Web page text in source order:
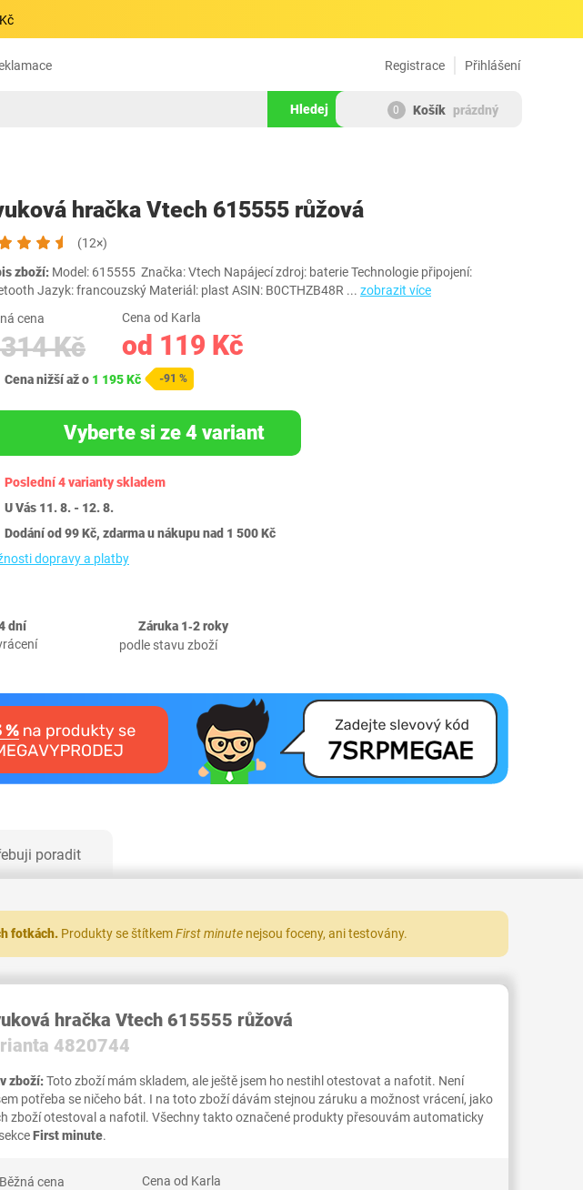
Přihlášení
Registrace
Hledej 0 Košík prázdný
hračka Vtech 615555 růžová
(12×)
zboží: Model: 615555 Značka: Vtech Napájecí zdroj: baterie Technologie připojení:
Jazyk: francouzský Materiál: plast ASIN: B0CTHZB48R ... zobrazit více
cena
Kč
Cena od Karla
od 119 Kč
Cena nižší až o 1 195 Kč -91 %
Vyberte si ze 4 variant
Poslední 4 varianty skladem
U Vás 11. 8. - 12. 8.
Dodání od 99 Kč, zdarma u nákupu nad 1 500 Kč
dopravy a platby
dní
Záruka 1‐2 roky
podle stavu zboží
poradit
fotkách. Produkty se štítkemFirst minute nejsou foceny, ani testovány.
hračka Vtech 615555 růžová
4820744
zboží:Toto zboží mám skladem, ale ještě jsem ho nestihl otestovat a nafotit. Není
potřeba se ničeho bát. I na toto zboží dávám stejnou záruku a možnost vrácení, jako
zboží otestoval a nafotil. Všechny takto označené produkty přesouvám automaticky
First minute.
Běžná cena Cena od Karla